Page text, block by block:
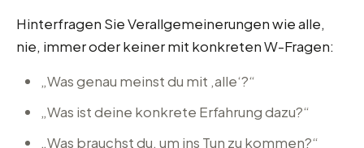
Hinterfragen Sie Verallgemeinerungen wie alle,
nie, immer oder keiner mit konkreten W-Fragen:
„Was genau meinst du mit ‚alle‘?“
„Was ist deine konkrete Erfahrung dazu?“
„Was brauchst du, um ins Tun zu kommen?“